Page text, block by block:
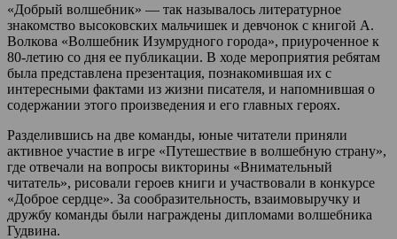
«Добрый волшебник» — так называлось литературное
знакомство высоковских мальчишек и девчонок с книгой А.
Волкова «Волшебник Изумрудного города», приуроченное к
80-летию со дня ее публикации. В ходе мероприятия ребятам
была представлена презентация, познакомившая их с
интересными фактами из жизни писателя, и напомнившая о
содержании этого произведения и его главных героях.
Разделившись на две команды, юные читатели приняли
активное участие в игре «Путешествие в волшебную страну»,
где отвечали на вопросы викторины «Внимательный
читатель», рисовали героев книги и участвовали в конкурсе
«Доброе сердце». За сообразительность, взаимовыручку и
дружбу команды были награждены дипломами волшебника
Гудвина.